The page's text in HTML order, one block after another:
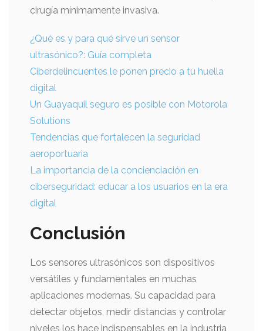
cirugía mínimamente invasiva.
¿Qué es y para qué sirve un sensor
ultrasónico?: Guía completa
Ciberdelincuentes le ponen precio a tu huella
digital
Un Guayaquil seguro es posible con Motorola
Solutions
Tendencias que fortalecen la seguridad
aeroportuaria
La importancia de la concienciación en
ciberseguridad: educar a los usuarios en la era
digital
Conclusión
Los sensores ultrasónicos son dispositivos
versátiles y fundamentales en muchas
aplicaciones modernas. Su capacidad para
detectar objetos, medir distancias y controlar
niveles los hace indispensables en la industria